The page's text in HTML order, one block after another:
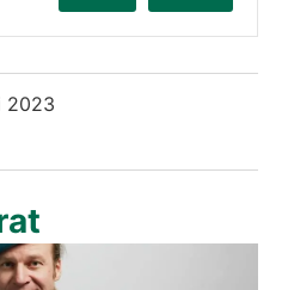
2023